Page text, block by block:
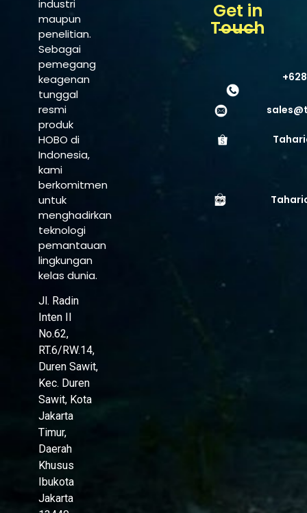
industri
maupun
penelitian.
Sebagai
pemegang
keagenan
tunggal
resmi
produk
HOBO di
Indonesia,
kami
berkomitmen
untuk
menghadirkan
teknologi
pemantauan
lingkungan
kelas dunia.
Jl. Radin
Inten II
No.62,
RT.6/RW.14,
Duren Sawit,
Kec. Duren
Sawit, Kota
Jakarta
Timur,
Daerah
Khusus
Ibukota
Jakarta
Get in
Touch